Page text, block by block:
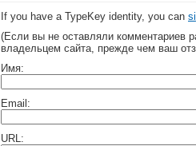
If you have a TypeKey identity, you can
(Если вы не оставляли комментариев
владельцем сайта, прежде чем ваш
Имя:
Email:
URL: